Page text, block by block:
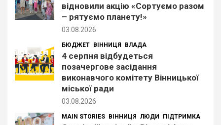
відновили акцію «Сортуємо разом
– рятуємо планету!»
03.08.2026
БЮДЖЕТ ВІННИЦЯ ВЛАДА
4 серпня відбудеться
позачергове засідання
виконавчого комітету Вінницької
міської ради
03.08.2026
MAIN STORIES ВІННИЦЯ ЛЮДИ ПІДТРИМКА